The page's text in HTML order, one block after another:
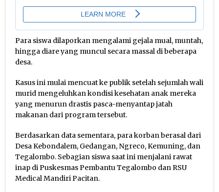
Para siswa dilaporkan mengalami gejala mual, muntah,
hingga diare yang muncul secara massal di beberapa
desa.
Kasus ini mulai mencuat ke publik setelah sejumlah wali
murid mengeluhkan kondisi kesehatan anak mereka
yang menurun drastis pasca-menyantap jatah
makanan dari program tersebut.
Berdasarkan data sementara, para korban berasal dari
Desa Kebondalem, Gedangan, Ngreco, Kemuning, dan
Tegalombo. Sebagian siswa saat ini menjalani rawat
inap di Puskesmas Pembantu Tegalombo dan RSU
Medical Mandiri Pacitan.